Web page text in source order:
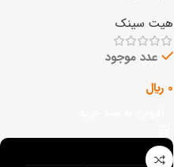
هیت سینک
عدد موجود
0 ﷼